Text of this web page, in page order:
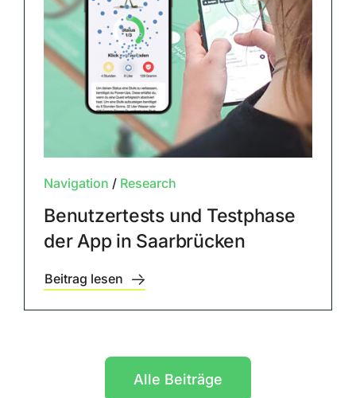
Navigation / Research
Benutzertests und Testphase
der App in Saarbrücken
Beitrag lesen
Alle Beiträge